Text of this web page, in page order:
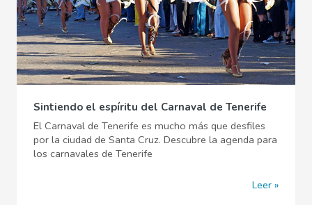
Sintiendo el espíritu del Carnaval de Tenerife
El Carnaval de Tenerife es mucho más que desfiles
por la ciudad de Santa Cruz. Descubre la agenda para
los carnavales de Tenerife
Leer